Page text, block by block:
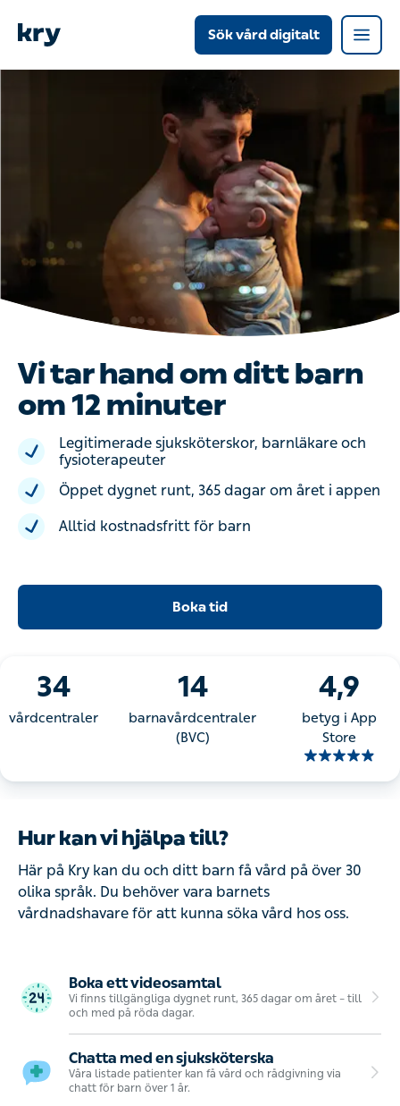
Sök vård digitalt
Vi tar hand om ditt barn
om 12 minuter
Legitimerade sjuksköterskor, barnläkare och
fysioterapeuter
Öppet dygnet runt, 365 dagar om året i appen
Alltid kostnadsfritt för barn
Boka tid
34
vårdcentraler
14
barnavårdcentraler
(BVC)
4,9
betyg i App
Store
Hur kan vi hjälpa till?
Här på Kry kan du och ditt barn få vård på över 30
olika språk. Du behöver vara barnets
vårdnadshavare för att kunna söka vård hos oss.
Boka ett videosamtal
Vi finns tillgängliga dygnet runt, 365 dagar om året – till
och med på röda dagar.
Chatta med en sjuksköterska
Våra listade patienter kan få vård och rådgivning via
chatt för barn över 1 år.